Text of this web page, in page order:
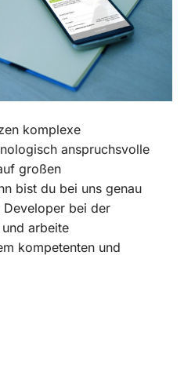
komplexe
anspruchsvolle
großen
bist du bei uns genau
bei der
arbeite
kompetenten und